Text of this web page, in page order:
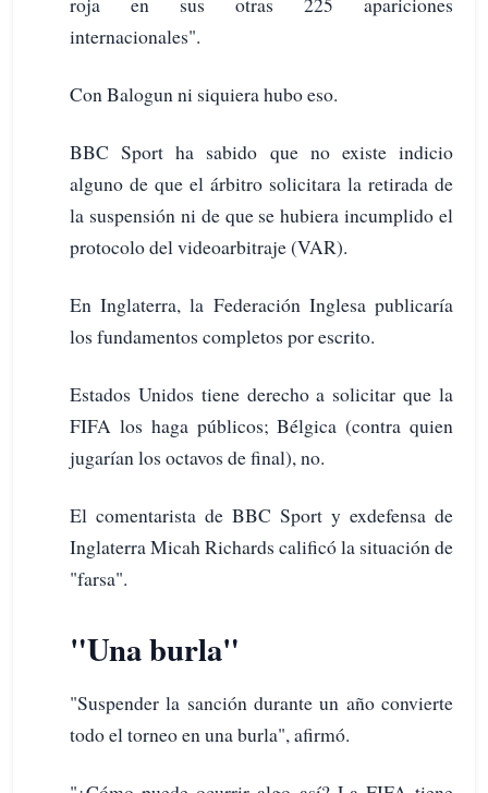
internacionales".
Con Balogun ni siquiera hubo eso.
BBC Sport ha sabido que no existe indicio
alguno de que el árbitro solicitara la retirada de
la suspensión ni de que se hubiera incumplido el
protocolo del videoarbitraje (VAR).
En Inglaterra, la Federación Inglesa publicaría
los fundamentos completos por escrito.
Estados Unidos tiene derecho a solicitar que la
FIFA los haga públicos; Bélgica (contra quien
jugarían los octavos de final), no.
El comentarista de BBC Sport y exdefensa de
Inglaterra Micah Richards calificó la situación de
"farsa".
"Una burla"
"Suspender la sanción durante un año convierte
todo el torneo en una burla", afirmó.